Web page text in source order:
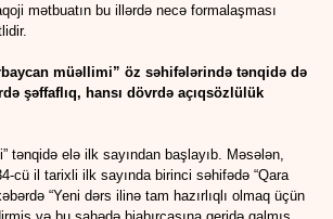
mətbuatın bu illərdə necə formalaşması
müəllimi” öz səhifələrində tənqidə də
şəffaflıq, hansı dövrdə açıqsözlülük
tənqidə elə ilk sayından başlayıb. Məsələn,
cü il tarixli ilk sayında birinci səhifədə “Qara
“Yeni dərs ilinə tam hazırlıqlı olmaq üçün